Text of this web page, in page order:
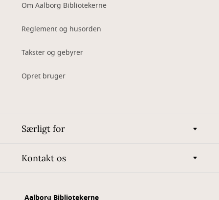
Om Aalborg Bibliotekerne
Reglement og husorden
Takster og gebyrer
Opret bruger
Særligt for
Kontakt os
Aalborg Bibliotekerne